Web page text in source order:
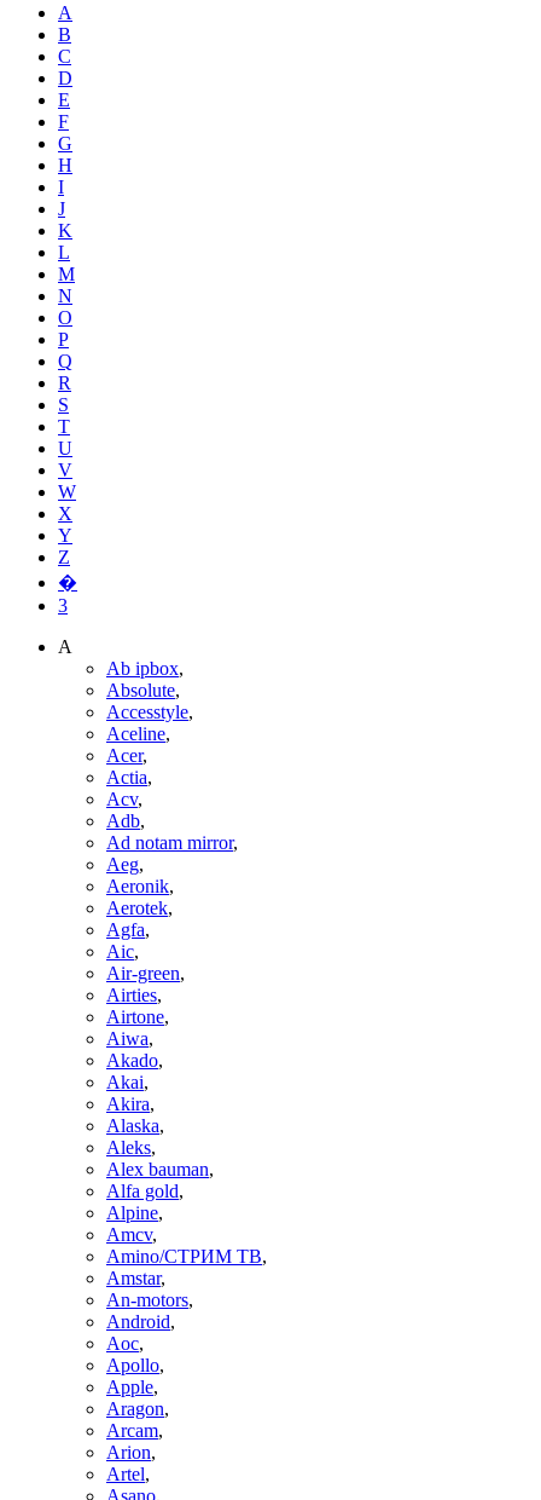
A
B
C
D
E
F
G
H
I
J
K
L
M
N
O
P
Q
R
S
T
U
V
W
X
Y
Z
�
3
A
Ab ipbox,
Absolute,
Accesstyle,
Aceline,
Acer,
Actia,
Acv,
Adb,
Ad notam mirror,
Aeg,
Aeronik,
Aerotek,
Agfa,
Aic,
Air-green,
Airties,
Airtone,
Aiwa,
Akado,
Akai,
Akira,
Alaska,
Aleks,
Alex bauman,
Alfa gold,
Alpine,
Amcv,
Amino/СТРИМ ТВ,
Amstar,
An-motors,
Android,
Aoc,
Apollo,
Apple,
Aragon,
Arcam,
Arion,
Artel,
Asano,